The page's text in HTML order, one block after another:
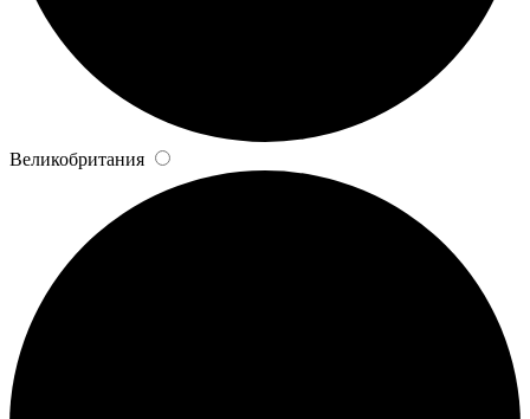
Великобритания